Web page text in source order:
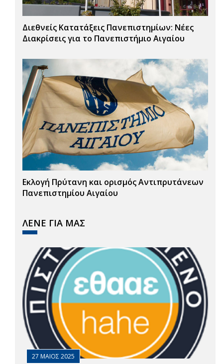
Διεθνείς Κατατάξεις Πανεπιστημίων: Νέες
Διακρίσεις για το Πανεπιστήμιο Αιγαίου
Εκλογή Πρύτανη και ορισμός Αντιπρυτάνεων
Πανεπιστημίου Αιγαίου
ΛΕΝΕ ΓΙΑ ΜΑΣ
27 ΜΑΙΟΣ 2025